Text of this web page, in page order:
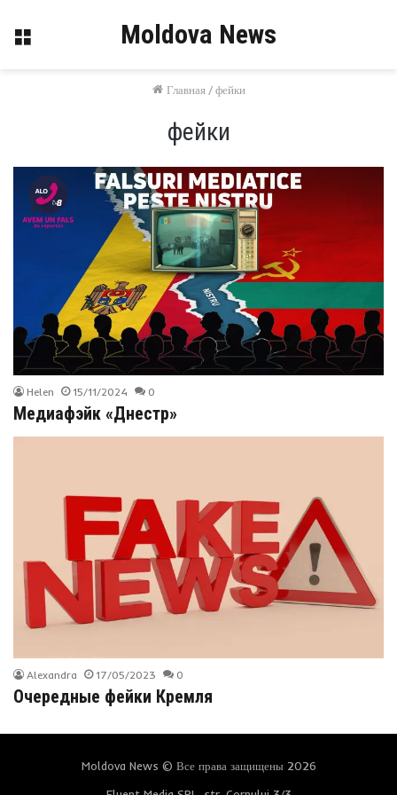
Меню Moldova News
Главная / фейки
фейки
Helen 15/11/2024 0
Медиафэйк «Днестр»
Alexandra 17/05/2023 0
Очередные фейки Кремля
Moldova News © Все права защищены 2026